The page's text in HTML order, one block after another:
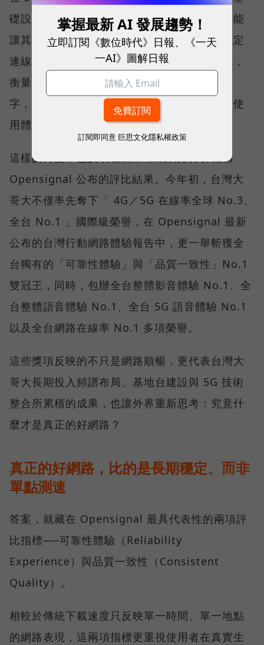
礎設施後，消費者發現，再快的網速，如果不能
讓其在人潮聚集、高速移動或室內空間維持穩定
連線，即無法轉換成好的使用體驗，也因如此，
衡量「好網路」的標準，也逐漸從追求測速數
字，轉向任何時間、任何地點都能穩定連線的使
用體驗。
這樣的轉變，也反映在國際權威網路分析機構
Opensignal 公布的評比結果。今年初，台灣大
哥大不僅率先奪下「 4G／5G 在線率全球 No.3、
全台 No.1 」國際級榮譽，在 Opensignal 最新
公布的台灣行動網路體驗報告中，更一舉斬獲全
台獨有的「可靠性體驗」與「品質一致性」No.1
雙冠王，同時，包辦全台整體影音體驗 No.1、全
台整體語音體驗 No.1、全台 5G 語音體驗 No.1
以及全台網路在線率 No.1 多項榮譽。
這些獎項反映的不只是網路順暢，更代表台灣大
哥大長期投入頻譜布局、基地台建設與 5G 技術
整合所累積的成果，也讓外界重新思考：究竟什
麼才是真正的好網路？
真正的好網路，比的是長期穩定、而非
單點測速
答案，就藏在 Opensignal 最具代表性的兩項評
比指標──可靠性體驗（Reliability
Experience）與品質一致性（Consistent
Quality）。
相較於傳統下載速度只反映單一時間、單一地點
的網路表現，這兩項指標更重視使用者在真實生
掌握最新 AI 發展趨勢！
立即訂閱《數位時代》日報、《一天
一AI》圖解日報
訂閱即同意 巨思文化隱私權政策